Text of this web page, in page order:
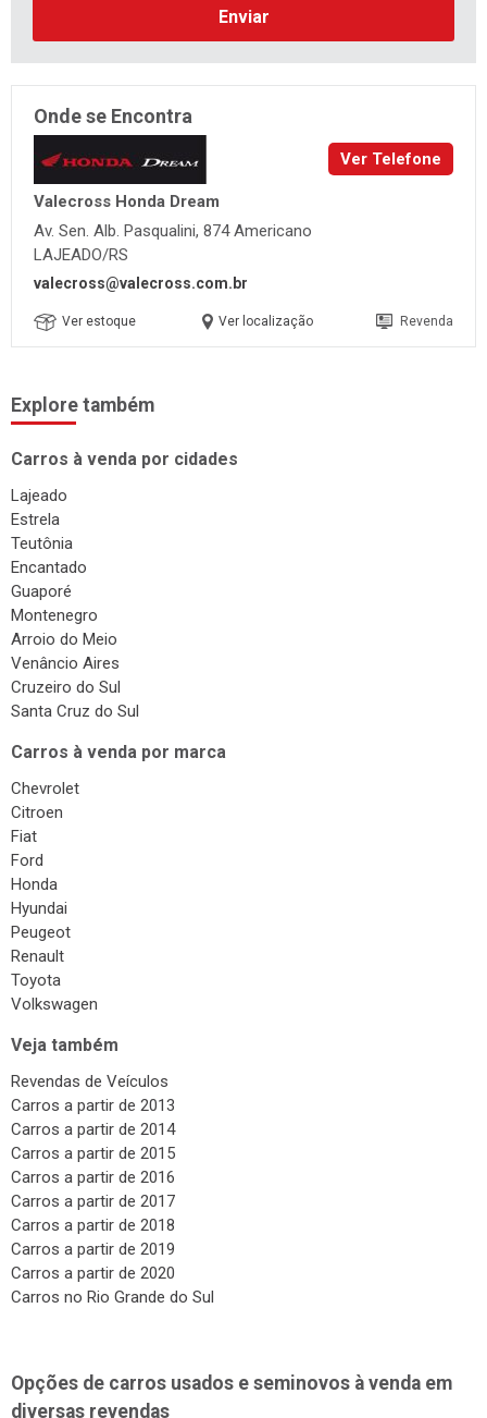
Enviar
Onde se Encontra
Ver Telefone
Valecross Honda Dream
Av. Sen. Alb. Pasqualini, 874 Americano
LAJEADO/RS
valecross@valecross.com.br
Ver estoque Ver localização Revenda
Explore também
Carros à venda por cidades
Lajeado
Estrela
Teutônia
Encantado
Guaporé
Montenegro
Arroio do Meio
Venâncio Aires
Cruzeiro do Sul
Santa Cruz do Sul
Carros à venda por marca
Chevrolet
Citroen
Fiat
Ford
Honda
Hyundai
Peugeot
Renault
Toyota
Volkswagen
Veja também
Revendas de Veículos
Carros a partir de 2013
Carros a partir de 2014
Carros a partir de 2015
Carros a partir de 2016
Carros a partir de 2017
Carros a partir de 2018
Carros a partir de 2019
Carros a partir de 2020
Carros no Rio Grande do Sul
Opções de carros usados e seminovos à venda em
diversas revendas